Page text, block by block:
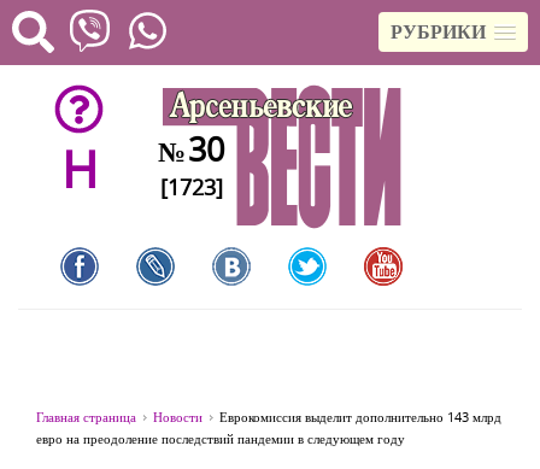
РУБРИКИ
H №30
[1723]
Главная страница Новости
Еврокомиссия выделит дополнительно 143 млрд
евро на преодоление последствий пандемии в следующем году